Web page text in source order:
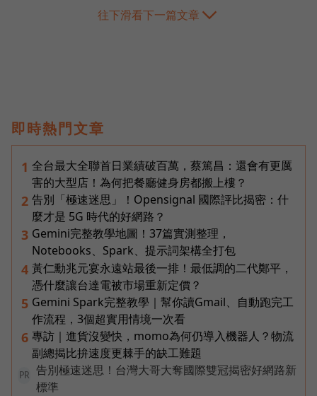
往下滑看下一篇文章
即時熱門文章
1 全台最大全聯首日業績破百萬，蔡篤昌：還會有更厲
害的大型店！為何把餐廳健身房都搬上樓？
2 告別「極速迷思」！Opensignal 國際評比揭密：什
麼才是 5G 時代的好網路？
3 Gemini完整教學地圖！37篇實測整理，
Notebooks、Spark、提示詞架構全打包
4 黃仁勳兆元宴永遠站最後一排！最低調的二代鄭平，
憑什麼讓台達電被市場重新定價？
5 Gemini Spark完整教學｜幫你讀Gmail、自動跑完工
作流程，3個超實用情境一次看
6 專訪｜進貨沒變快，momo為何仍導入機器人？物流
副總揭比拚速度更棘手的缺工難題
PR
告別極速迷思！台灣大哥大奪國際雙冠揭密好網路新
標準